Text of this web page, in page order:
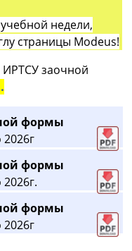
учебной недели,
страницы Modeus!
заочной
формы
2026г
формы
2026г.
формы
2026г